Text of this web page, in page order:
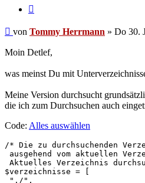
Ungelesener
von Tommy Herrmann » Do 30.
Moin Detlef,
was meinst Du mit
Meine Version durchsucht
die ich zum Durchsuchen auch
Code: Alles auswählen
/* Die zu durchsuchenden
ausgehend vom aktuellen
Aktuelles Verzeichnis
$verzeichnisse = [
"./",